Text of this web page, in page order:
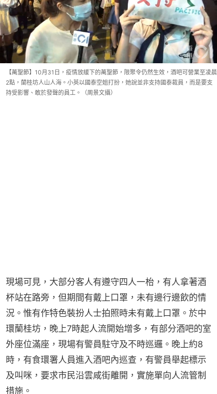
【萬聖節】10月31日，疫情放緩下的萬聖節，限聚令仍然生效，酒吧可營業至凌晨
2點，蘭桂坊人山人海。小英以國泰空姐打扮，她說並非支持國泰裁員，而是要支
持受影響、敢於發聲的員工。（周景文攝）
現場可見，大部分客人有遵守四人一枱，有人拿著酒
杯站在路旁，但期間有戴上口罩，未有邊行邊飲的情
況。惟有作特色裝扮人士拍照時未有戴上口罩。於中
環蘭桂坊，晚上7時起人流開始增多，有部分酒吧的室
外座位滿座，現場有警員駐守及不時巡邏。晚上約8
時，有食環署人員進入酒吧內巡查，有警員舉起標示
及叫咪，要求市民沿雲咸街離開，實施單向人流管制
措施。